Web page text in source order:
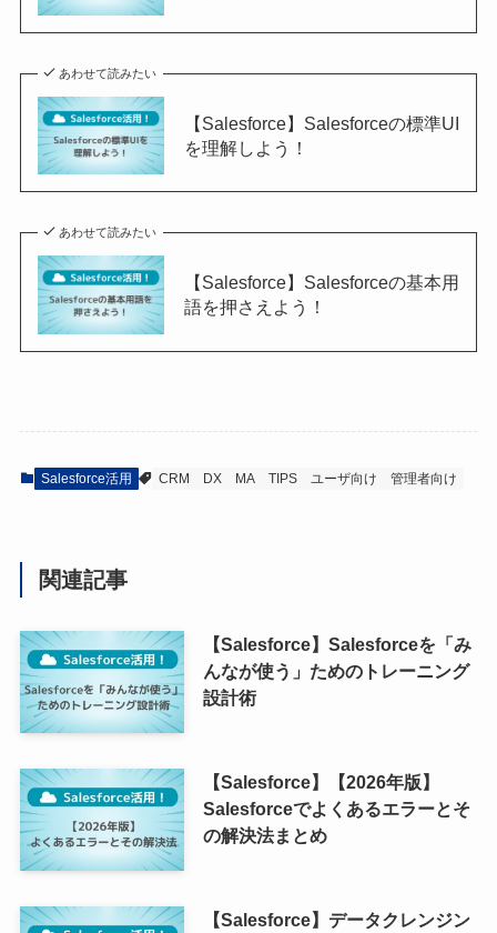
あわせて読みたい
【Salesforce】Salesforceの標準UI
を理解しよう！
あわせて読みたい
【Salesforce】Salesforceの基本用
語を押さえよう！
Salesforce活用 CRM DX MA TIPS ユーザ向け 管理者向け
関連記事
【Salesforce】Salesforceを「み
んなが使う」ためのトレーニング
設計術
【Salesforce】【2026年版】
Salesforceでよくあるエラーとそ
の解決法まとめ
【Salesforce】データクレンジン